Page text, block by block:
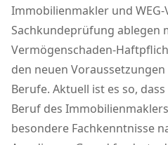
Immobilienmakler und
Sachkundeprüfung ablegen
Vermögenschaden-
den neuen
Berufe. Aktuell ist es so,
Beruf des
besondere Fachkenntnisse